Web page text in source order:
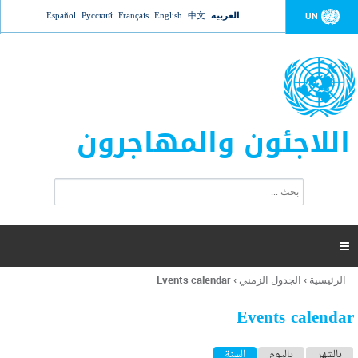
Jump to navigation UN العربية 中文
English
Français
Русский
Español
اللاجئون والمهاجرون
ت
ر
ل
ح
ب

أنت
هنا
الرئيسية › الجدول الزمني ›
Events calendar
Events calendar